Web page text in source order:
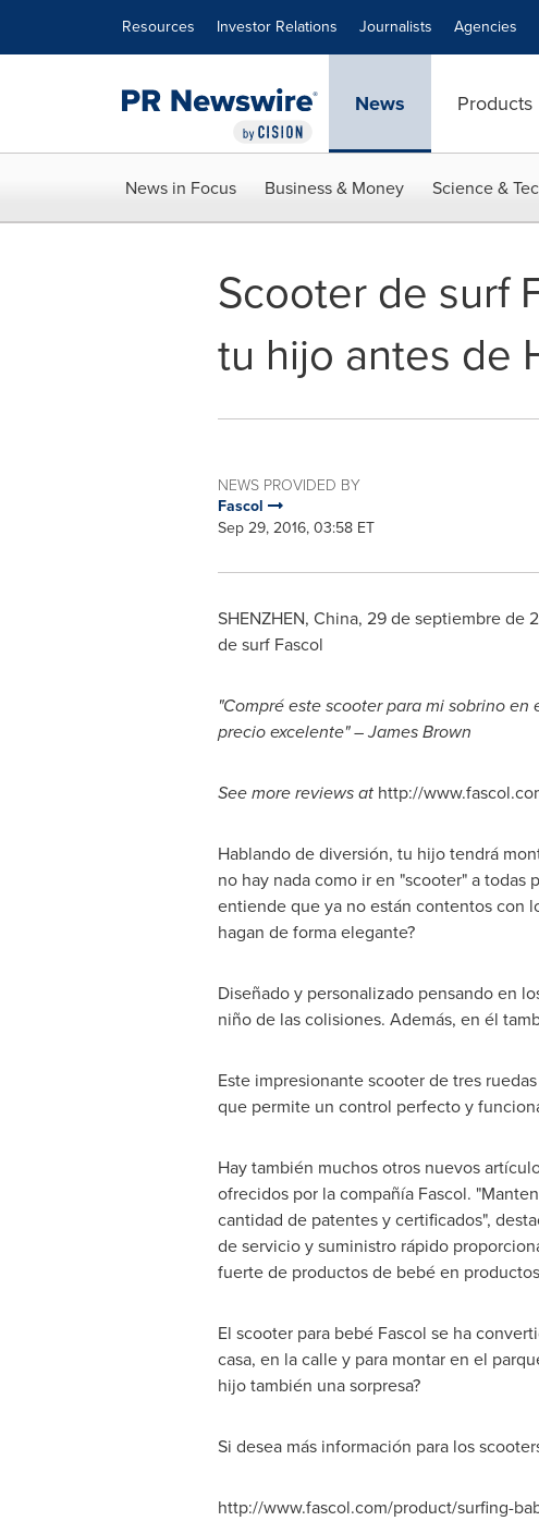
Resources Investor Relations Journalists Agencies
News Products
News in Focus Business & Money Science &
Scooter de surf
tu hijo antes de
NEWS PROVIDED BY
Fascol
Sep 29, 2016, 03:58 ET
SHENZHEN, China, 29 de septiembre de
de surf Fascol
"Compré este scooter para mi sobrino
precio excelente" –James Brown
See more reviews athttp://
Hablando de diversión, tu hijo tendrá
no hay nada como ir en "scooter" a todas
entiende que ya no están contentos con
hagan de forma elegante?
Diseñado y personalizado pensando en
niño de las colisiones. Además, en él
Este impresionante scooter de tres
que permite un control perfecto y
Hay también muchos otros nuevos
ofrecidos por la compañía Fascol.
cantidad de patentes y certificados",
de servicio y suministro rápido
fuerte de productos de bebé en
El scooter para bebé Fascol se ha
casa, en la calle y para montar en el
hijo también una sorpresa?
Si desea más información para los
http://www.fascol.com/product/surfing-